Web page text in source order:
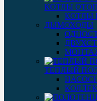
КОТЛЫ
КОТЛЫ
ДЫМОХОДЫ
ТЕПЛЫЙ